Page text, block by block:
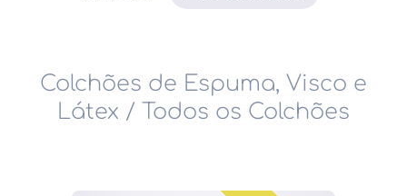
Colchões de Espuma, Visco e
Látex / Todos os Colchões